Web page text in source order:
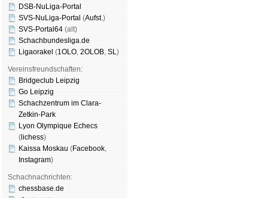
DSB-NuLiga-Portal
SVS-NuLiga-Portal (Aufst.)
SVS-Portal64 (alt)
Schachbundesliga.de
Ligaorakel (1OLO, 2OLOB, SL)
Vereinsfreundschaften:
Bridgeclub Leipzig
Go Leipzig
Schachzentrum im Clara-
Zetkin-Park
Lyon Olympique Echecs
( lichess)
Kaissa Moskau (Face­book,
Insta­gram)
Schachnachrichten:
chessbase.de